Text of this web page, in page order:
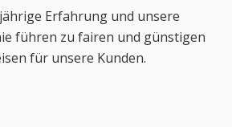
Erfahrung und unsere
führen zu fairen und günstigen
für unsere Kunden.